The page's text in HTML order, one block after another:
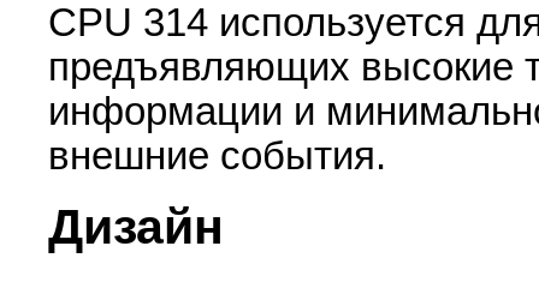
CPU 314 используется
предъявляющих высокие
информации и
внешние события.
Дизайн